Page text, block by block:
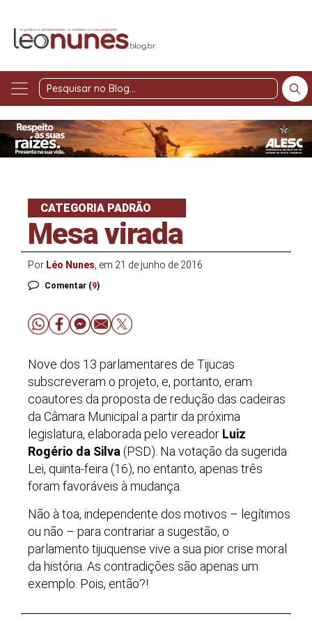
Pesquisar
Blog
CATEGORIA PADRÃO
Mesa virada
Por Léo Nunes , em 21 de junho de 2016
Comentar (9)
Nove dos 13 parlamentares de Tijucas
subscreveram o projeto, e, portanto, eram
coautores da proposta de redução das cadeiras
da Câmara Municipal a partir da próxima
legislatura, elaborada pelo vereador Luiz
Rogério da Silva (PSD). Na votação da sugerida
Lei, quinta-feira (16), no entanto, apenas três
foram favoráveis à mudança.
Não à toa, independente dos motivos – legítimos
ou não – para contrariar a sugestão, o
parlamento tijuquense vive a sua pior crise moral
da história. As contradições são apenas um
exemplo. Pois, então?!